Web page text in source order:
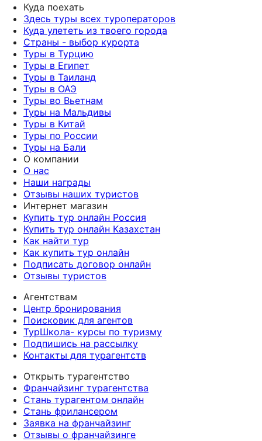
Куда поехать
Здесь туры всех туроператоров
Куда улететь из твоего города
Страны - выбор курорта
Туры в Турцию
Туры в Египет
Туры в Таиланд
Туры в ОАЭ
Туры во Вьетнам
Туры на Мальдивы
Туры в Китай
Туры по России
Туры на Бали
О компании
О нас
Наши награды
Отзывы наших туристов
Интернет магазин
Купить тур онлайн Россия
Купить тур онлайн Казахстан
Как найти тур
Как купить тур онлайн
Подписать договор онлайн
Отзывы туристов
Агентствам
Центр бронирования
Поисковик для агентов
ТурШкола- курсы по туризму
Подпишись на рассылку
Контакты для турагентств
Открыть турагентство
Франчайзинг турагентства
Стань турагентом онлайн
Стань фрилансером
Заявка на франчайзинг
Отзывы о франчайзинге